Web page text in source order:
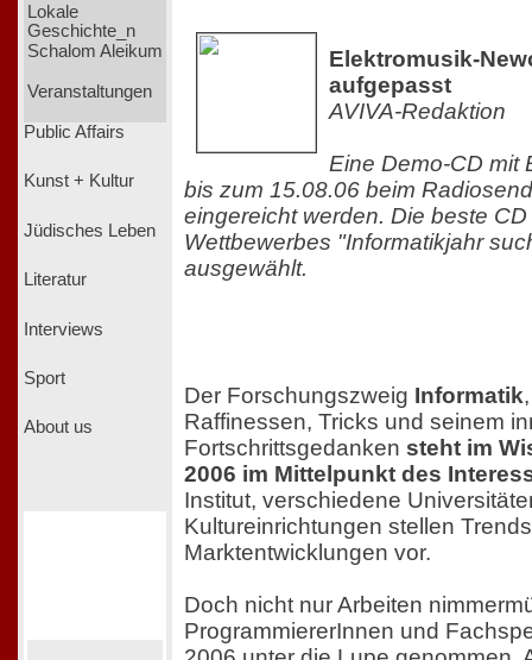
Lokale
Geschichte_n
Schalom Aleikum
Veranstaltungen
Public Affairs
Kunst + Kultur
Jüdisches Leben
Literatur
Interviews
Sport
About us
Elektromusik-
aufgepasst
AVIVA-Redaktion
Eine Demo-CD mit
bis zum 15.08.06 beim
eingereicht werden. Die beste
Wettbewerbes "Informatikjahr
ausgewählt.
Der Forschungszweig Informatik
Raffinessen, Tricks und seinem
Fortschrittsgedanken steht im
2006 im Mittelpunkt des
Institut, verschiedene
Kultureinrichtungen stellen
Marktentwicklungen vor.
Doch nicht nur Arbeiten
ProgrammiererInnen und